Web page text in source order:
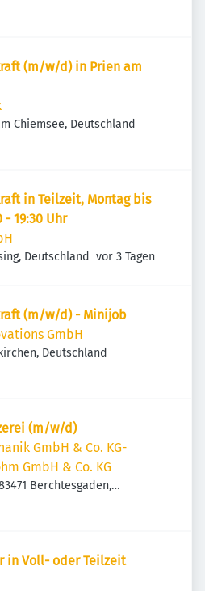
(m/w/d) in Prien am
Chiemsee, Deutschland
in Teilzeit, Montag bis
- 19:30 Uhr
Deutschland Veröffentlicht
vor 3 Tagen
(m/w/d) - Minijob
GmbH
Deutschland
(m/w/d)
GmbH & Co. KG-
GmbH & Co. KG
Berchtesgaden,
in Voll- oder Teilzeit